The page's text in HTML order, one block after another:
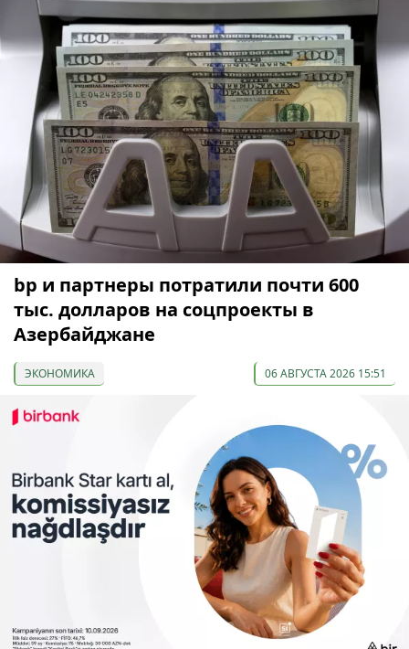
bp и партнеры потратили почти 600
тыс. долларов на соцпроекты в
Азербайджане
ЭКОНОМИКА 06 АВГУСТА 2026 15:51